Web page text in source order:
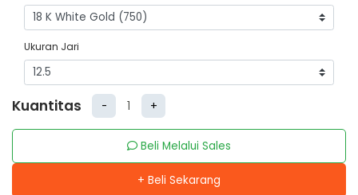
Ukuran Jari
Kuantitas - +
Beli Melalui Sales
+ Beli Sekarang